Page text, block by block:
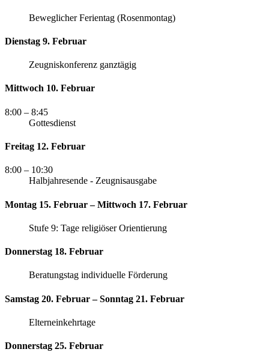
Beweglicher Ferientag (Rosenmontag)
Dienstag 9. Februar
Zeugniskonferenz ganztägig
Mittwoch 10. Februar
8:00 – 8:45
Gottesdienst
Freitag 12. Februar
8:00 – 10:30
Halbjahresende - Zeugnisausgabe
Montag 15. Februar – Mittwoch 17. Februar
Stufe 9: Tage religiöser Orientierung
Donnerstag 18. Februar
Beratungstag individuelle Förderung
Samstag 20. Februar – Sonntag 21. Februar
Elterneinkehrtage
Donnerstag 25. Februar